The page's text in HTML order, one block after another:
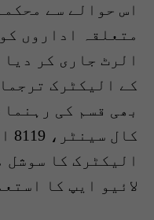
اس حوالے سے
متعلقہ اداروں
الرٹ جاری کر
کے الیکٹرک
الیکٹرک کا سوشل
لائیو ایپ کا